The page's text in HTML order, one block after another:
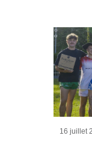
16 juillet